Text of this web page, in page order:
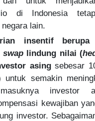
di Indonesia
lain.
insentif berupa
swap lindung nilai (
asingsebesar
untuk semakin
investor
kewajiban
investor.